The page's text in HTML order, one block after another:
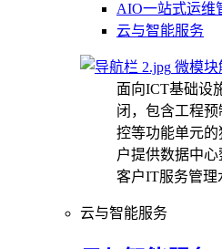
AIO一站式运维
云与智能服务
微模块
面向ICT基础设
闭，包含工程
控等功能单元
户提供数据中
客户IT服务管理
云与智能服务